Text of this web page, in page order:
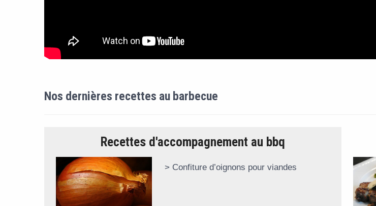
Nos dernières recettes au barbecue
Recettes d'accompagnement au bbq
Confiture d’oignons pour viandes